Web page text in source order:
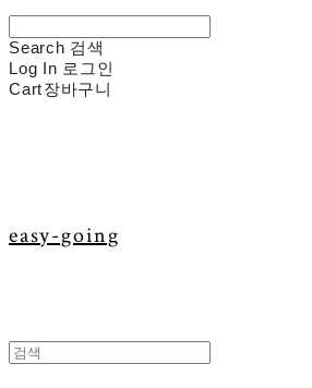
Search 검색
Log In 로그인
Cart장바구니
easy-going